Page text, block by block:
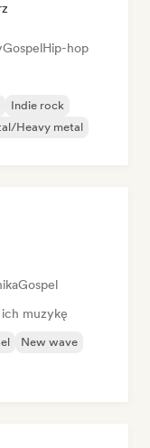
GospelHip-hop
Indie rock
Heavy metal
Gospel
muzykę
New wave